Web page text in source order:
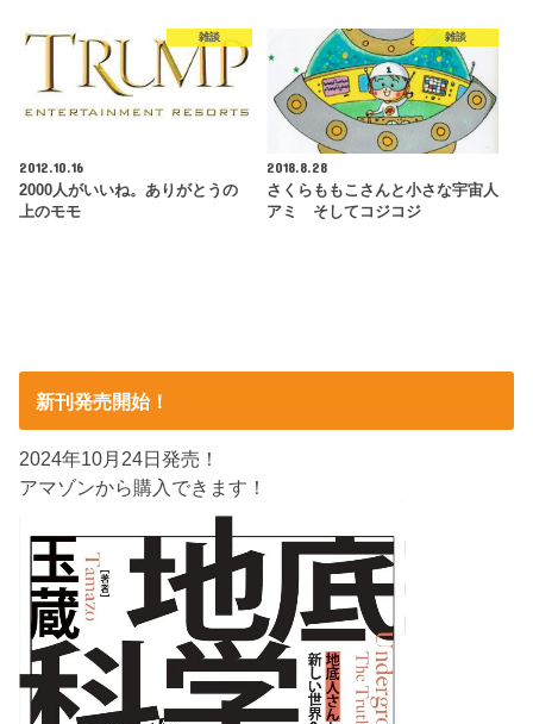
雑談
2012.10.16
2000人がいいね。ありがとうの
上のモモ
雑談
2018.8.28
さくらももこさんと小さな宇宙人
アミ そしてコジコジ
新刊発売開始！
2024年10月24日発売！
アマゾンから購入できます！